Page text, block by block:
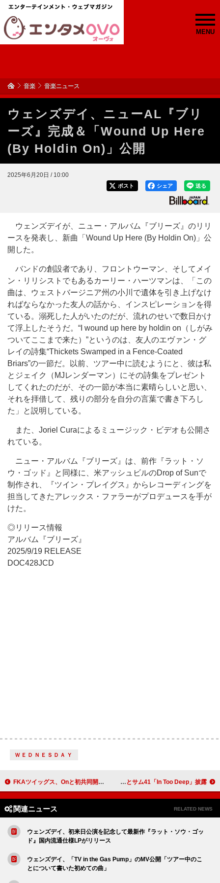
MENU
音楽 音楽ニュース
ウェンズデイ、ニューAL『ブリ
ーズ』完成＆「Wound Up Here
(By Holdin On)」公開
2025年6月20日 / 10:00
送る
シェア
ポスト
ウェンズデイが、ニュー・アルバム『ブリーズ』のリリ
ースを発表し、新曲「Wound Up Here (By Holdin On)」公
開した。
バンドの創設者であり、フロントウーマン、そしてメイ
ン・リリシストでもあるカーリー・ハーツマンは、「この
曲は、ウェストバージニア州の小川で遺体を引き上げなけ
ればならなかった友人の話から、インスピレーションを得
ている。溺死した人がいたのだが、流れのせいで数日かけ
て浮上したそうだ。“I wound up here by holdin on（しがみ
ついてここまで来た）”というのは、友人のエヴァン・グ
レイの詩集“Thickets Swamped in a Fence-Coated
Briars”の一節だ。以前、ツアー中に読むようにと、彼は私
とジェイク（MJレンダーマン）にその詩集をプレゼント
してくれたのだが、その一節が本当に素晴らしいと思い、
それを拝借して、残りの部分を自分の言葉で書き下ろし
た」と説明している。
また、Joriel Curaによるミュージック・ビデオも公開さ
れている。
ニュー・アルバム『ブリーズ』は、前作『ラット・ソ
ウ・ゴッド』と同様に、米アッシュビルのDrop of Sunで
制作され、『ツイン・プレイグス』からレコーディングを
担当してきたアレックス・ファラーがプロデュースを手が
けた。
◎リリース情報
アルバム『ブリーズ』
2025/9/19 RELEASE
DOC428JCD
ＷＥＤＮＥＳＤＡＹ
FKAツイッグス、Onと初共同開発した2025春夏カプセル・コレクション発表 アヴリル・ラヴィーン、元夫デリック・ウィブリーとサム41「In Too Deep」披露
関連ニュース RELATED NEWS
ウェンズデイ、初来日公演を記念して最新作『ラット・ソウ・ゴッ
ド』国内流通仕様LPがリリース
ウェンズデイ、「TV in the Gas Pump」のMV公開「ツアー中のこ
とについて書いた初めての曲」